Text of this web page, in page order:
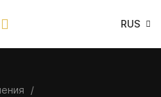
RUS